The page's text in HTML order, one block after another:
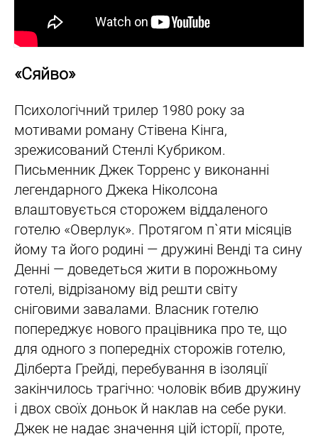
«Сяйво»
Психологічний трилер 1980 року за
мотивами роману Стівена Кінга,
зрежисований Стенлі Кубриком.
Письменник Джек Торренс у виконанні
легендарного Джека Ніколсона
влаштовується сторожем віддаленого
готелю «Оверлук». Протягом п`яти місяців
йому та його родині — дружині Венді та сину
Денні — доведеться жити в порожньому
готелі, відрізаному від решти світу
сніговими завалами. Власник готелю
попереджує нового працівника про те, що
для одного з попередніх сторожів готелю,
Ділберта Грейді, перебування в ізоляції
закінчилось трагічно: чоловік вбив дружину
і двох своїх доньок й наклав на себе руки.
Джек не надає значення цій історії, проте,